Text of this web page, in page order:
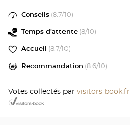
Conseils (8.7/10)
Temps d'attente (8/10)
Accueil (8.7/10)
Recommandation (8.6/10)
Votes collectés par visitors-book.fr